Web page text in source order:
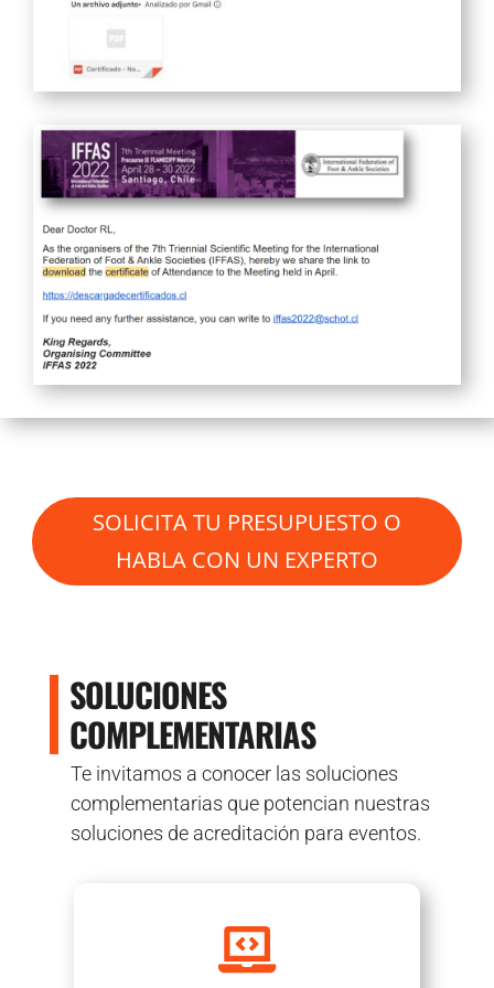
SOLICITA TU PRESUPUESTO O
HABLA CON UN EXPERTO
SOLUCIONES
COMPLEMENTARIAS
Te invitamos a conocer las soluciones
complementarias que potencian nuestras
soluciones de acreditación para eventos.

Diseñamos páginas web a la medida de tu
Evento.